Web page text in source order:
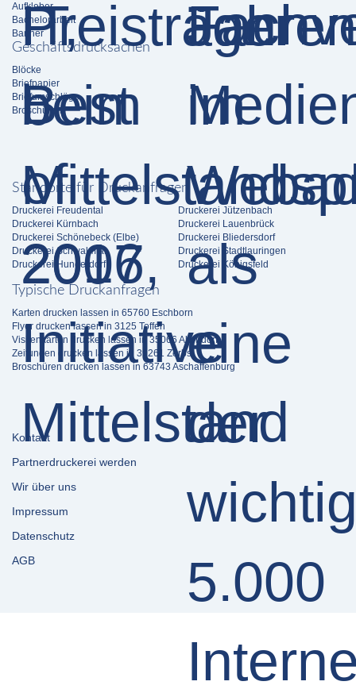
Aufkleber
Bachelorarbeit
Banner
Geschäftsdrucksachen
Blöcke
Briefpapier
Briefumschläge
Broschüren
Standorte für Druckanfragen
Druckerei Freudental
Druckerei Kürnbach
Druckerei Schönebeck (Elbe)
Druckerei Schwalmtal
Druckerei Hunderdorf
Druckerei Jützenbach
Druckerei Lauenbrück
Druckerei Bliedersdorf
Druckerei Stadtlauringen
Druckerei Königsfeld
Typische Druckanfragen
Karten drucken lassen in 65760 Eschborn
Flyer drucken lassen in 3125 Toffen
Visitenkarten drucken lassen in 35066 Allendorf
Zeitungen drucken lassen in 39261 Zerbst
Broschüren drucken lassen in 63743 Aschaffenburg
Kontakt
Partnerdruckerei werden
Wir über uns
Impressum
Datenschutz
AGB